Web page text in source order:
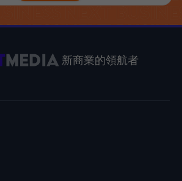
新商業的領航者